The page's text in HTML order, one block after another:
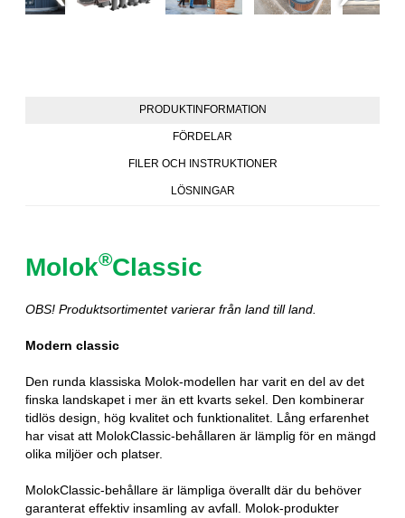
PRODUKTINFORMATION
FÖRDELAR
FILER OCH INSTRUKTIONER
LÖSNINGAR
Molok®Classic
OBS! Produktsortimentet varierar från land till land.
Modern classic
Den runda klassiska Molok-modellen har varit en del av det
finska landskapet i mer än ett kvarts sekel. Den kombinerar
tidlös design, hög kvalitet och funktionalitet. Lång erfarenhet
har visat att MolokClassic-behållaren är lämplig för en mängd
olika miljöer och platser.
MolokClassic-behållare är lämpliga överallt där du behöver
garanterat effektiv insamling av avfall. Molok-produkter